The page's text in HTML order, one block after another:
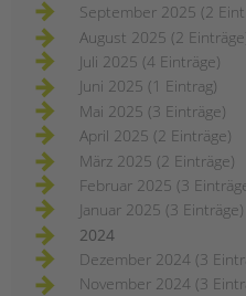
September 2025 (2
August 2025 (2
Juli 2025 (4 Einträge)
Juni 2025 (1 Eintrag)
Mai 2025 (3 Einträge)
April 2025 (2 Einträge)
März 2025 (2 Einträge)
Februar 2025 (3
Januar 2025 (3 Einträge)
2024
Dezember 2024 (3
November 2024 (3